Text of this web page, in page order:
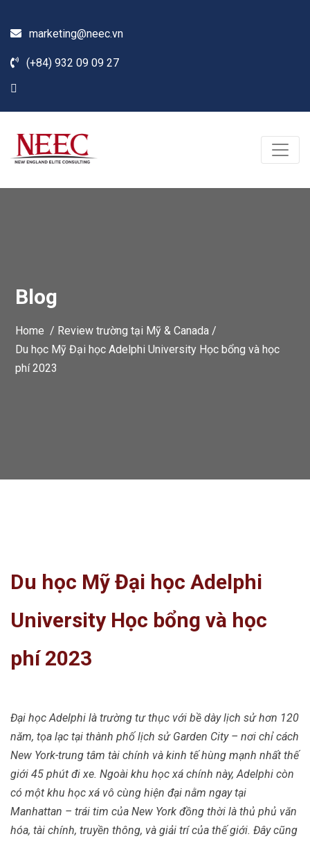
marketing@neec.vn
(+84) 932 09 09 27
Blog
Home / Review trường tại Mỹ & Canada /
Du học Mỹ Đại học Adelphi University Học bổng và học
phí 2023
Du học Mỹ Đại học Adelphi
University Học bổng và học
phí 2023
Đại học Adelphi là trường tư thục với bề dày lịch sử hơn 120
năm, tọa lạc tại thành phố lịch sử Garden City – nơi chỉ cách
New York-trung tâm tài chính và kinh tế hùng mạnh nhất thế
giới 45 phút đi xe. Ngoài khu học xá chính này, Adelphi còn
có một khu học xá vô cùng hiện đại nằm ngay tại
Manhattan – trái tim của New York đồng thời là thủ phủ văn
hóa, tài chính, truyền thông, và giải trí của thế giới. Đây cũng